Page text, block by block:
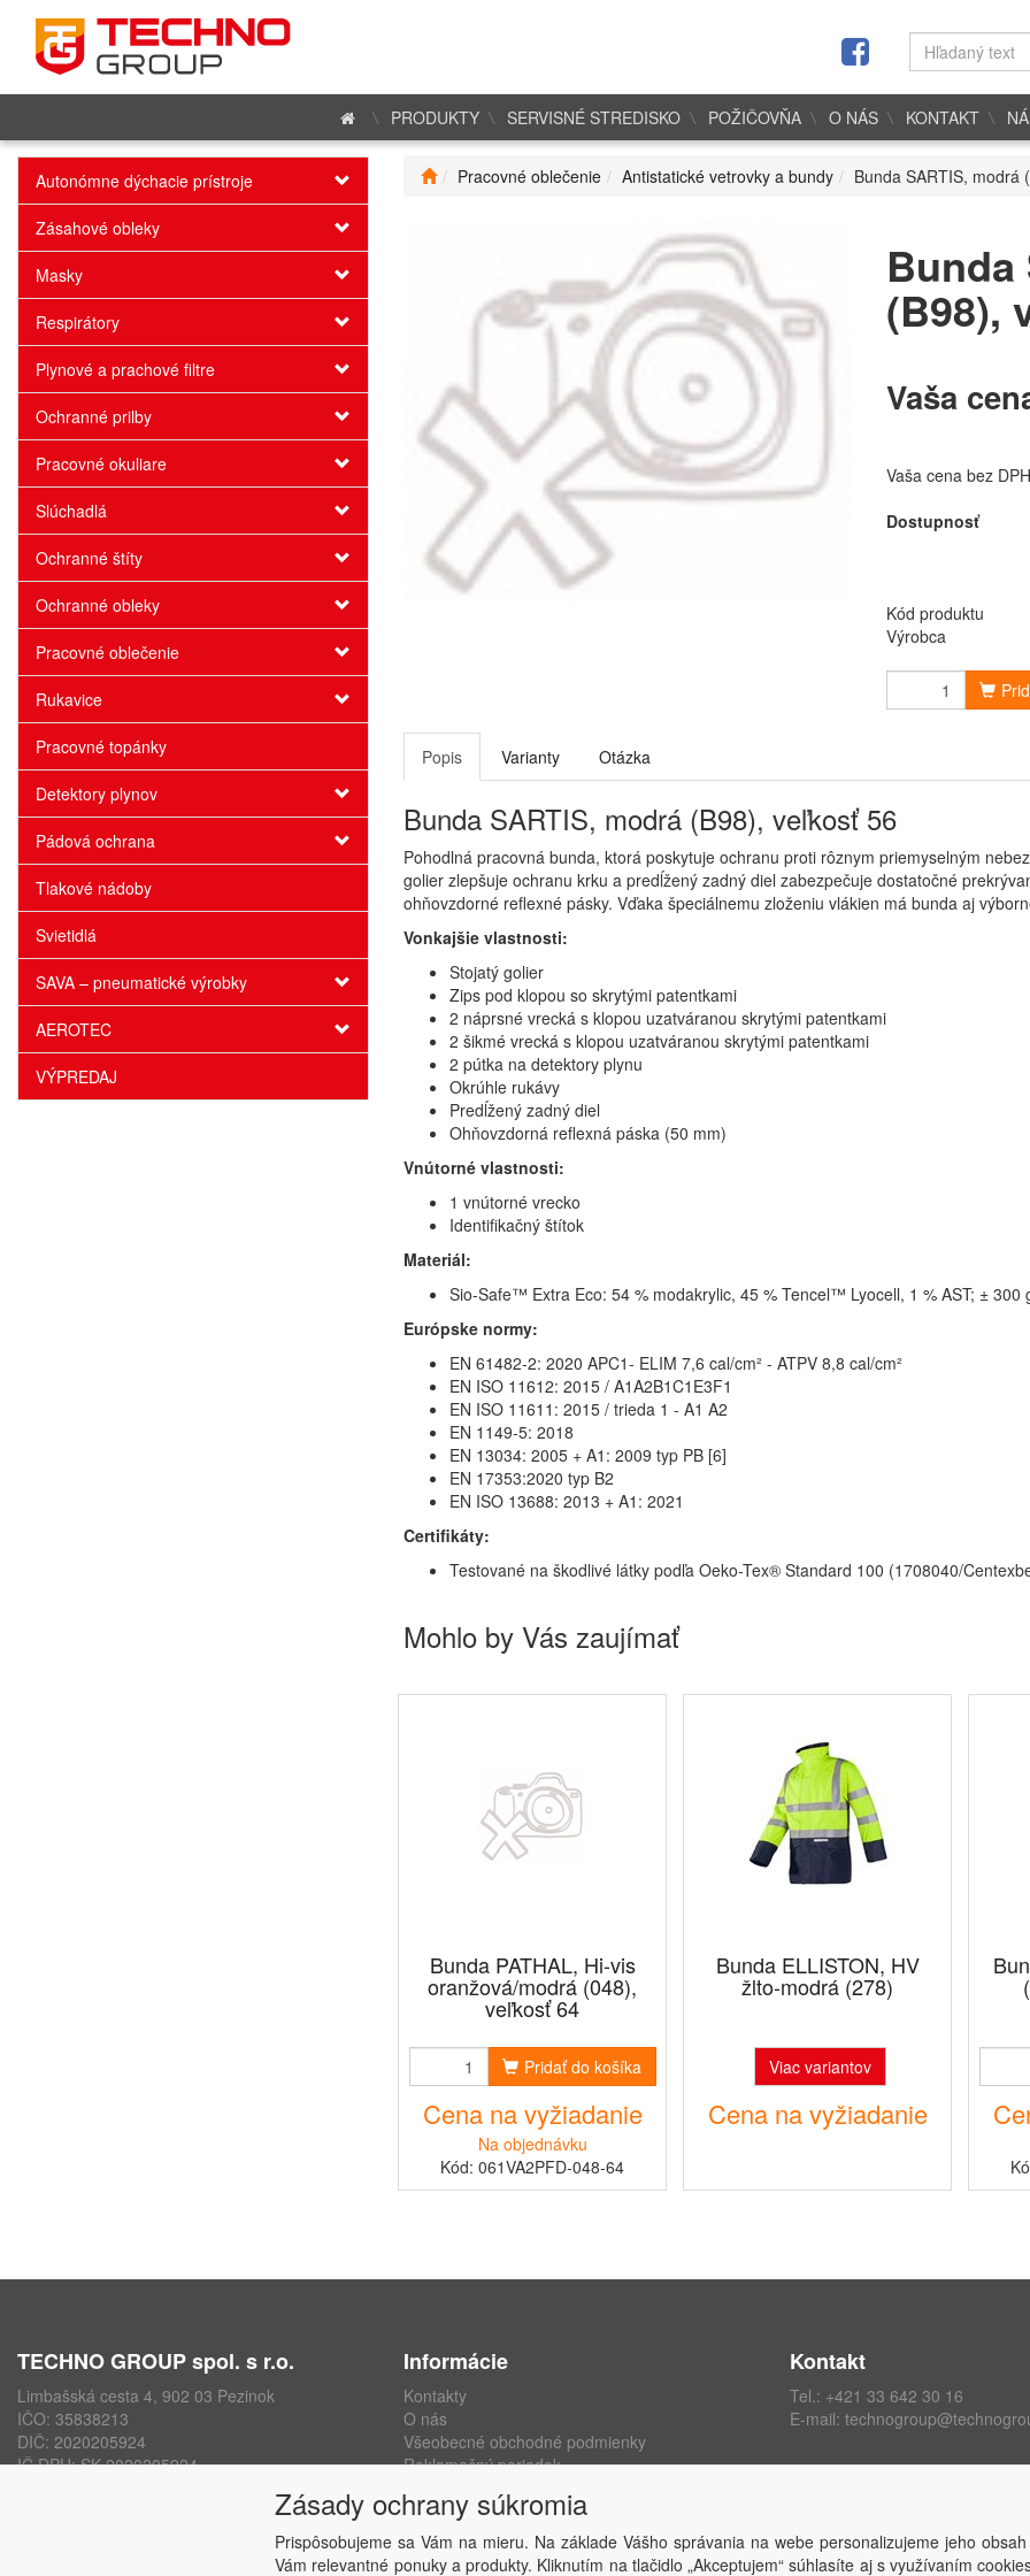
PRODUKTY SERVISNÉ STREDISKO POŽIČOVŇA O NÁS KONTAKT
Autonómne dýchacie prístroje
Zásahové obleky
Masky
Respirátory
Plynové a prachové filtre
Ochranné prilby
Pracovné okuliare
Slúchadlá
Ochranné štíty
Ochranné obleky
Pracovné oblečenie
Rukavice
Pracovné topánky
Detektory plynov
Pádová ochrana
Tlakové nádoby
Svietidlá
SAVA – pneumatické výrobky
AEROTEC
VÝPREDAJ
Pracovné oblečenie Antistatické vetrovky a bundy Bunda SARTIS, modrá
Bunda
(B98),
Vaša
Vaša cena bez DPH
Dostupnosť
Kód produktu
Výrobca
Popis Varianty Otázka
Bunda SARTIS, modrá (B98), veľkosť 56
Pohodlná pracovná bunda, ktorá poskytuje ochranu proti rôznym priemyselným
golier zlepšuje ochranu krku a predĺžený zadný diel zabezpečuje dostatočné
ohňovzdorné reflexné pásky. Vďaka špeciálnemu zloženiu vlákien má bunda aj
Vonkajšie vlastnosti:
Stojatý golier
Zips pod klopou so skrytými patentkami
2 náprsné vrecká s klopou uzatváranou skrytými patentkami
2 šikmé vrecká s klopou uzatváranou skrytými patentkami
2 pútka na detektory plynu
Okrúhle rukávy
Predĺžený zadný diel
Ohňovzdorná reflexná páska (50 mm)
Vnútorné vlastnosti:
1 vnútorné vrecko
Identifikačný štítok
Materiál:
Sio-Safe™ Extra Eco: 54 % modakrylic, 45 % Tencel™ Lyocell, 1 % AST; ± 300
Európske normy:
EN 61482-2: 2020 APC1- ELIM 7,6 cal/cm² - ATPV 8,8 cal/cm²
EN ISO 11612: 2015 / A1A2B1C1E3F1
EN ISO 11611: 2015 / trieda 1 - A1 A2
EN 1149-5: 2018
EN 13034: 2005 + A1: 2009 typ PB [6]
EN 17353:2020 typ B2
EN ISO 13688: 2013 + A1: 2021
Certifikáty:
Testované na škodlivé látky podľa Oeko-Tex® Standard 100 (1708040/
Mohlo by Vás zaujímať
Bunda PATHAL, Hi-vis
oranžová/modrá (048),
veľkosť 64
Pridať do košíka
Cena na vyžiadanie
Na objednávku
Kód: 061VA2PFD-048-64
Bunda ELLISTON, HV
žlto-modrá (278)
Viac variantov
Cena na vyžiadanie
TECHNO GROUP spol. s r.o.
Limbašská cesta 4, 902 03 Pezinok
IČO: 35838213
DIČ: 2020205924
IČ DPH: SK 2020205924
Informácie
Kontakty
O nás
Všeobecné obchodné podmienky
Reklamačný poriadok
Nastavenie súkromia
Odstúpenie od zmluvy
Kontakt
Tel.: +421 33 642 30 16
E-mail:
Zásady ochrany súkromia
Prispôsobujeme sa Vám na mieru. Na základe Vášho správania na webe personalizujeme jeho
Vám relevantné ponuky a produkty. Kliknutím na tlačidlo „Akceptujem“ súhlasíte aj s využívaním